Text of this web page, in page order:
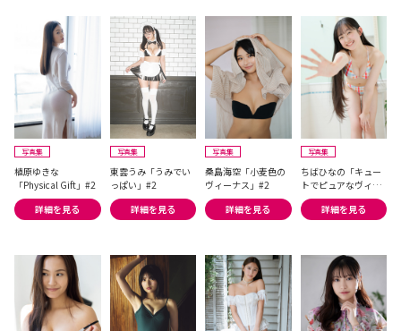
写真集
植原ゆきな
「Physical Gift」#2
詳細を見る
写真集
東雲うみ「うみでい
っぱい」#2
詳細を見る
写真集
桑島海空「小麦色の
ヴィーナス」#2
詳細を見る
写真集
ちばひなの「キュー
トでピュアなヴィー
ナス」#2
詳細を見る